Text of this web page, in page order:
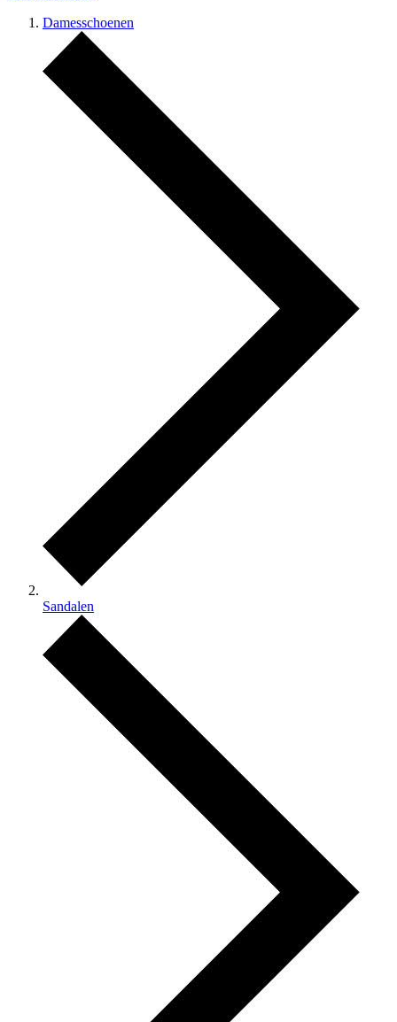
Damesschoenen
Sandalen